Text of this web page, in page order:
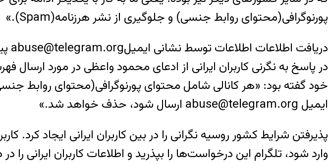
پورنوگرافی(محتوای روابط جنسی) و جلوگیری از نشر هرزنامه(Spam).»
در پاسخ به نگرنی کاربران ایرانی از ادعای محمود واعظی در مورد
خود گفته بود: «هر کانالی شامل محتوای پورنوگرافی(محتوای روابط
ایمیل abuse@telegram.org ارسال شود،‌ حذف خواهد شد.»
پذیرفتن شرایط کشور روسیه نگرانی را در بین کاربران ایرانی ایجاد کرد.
وارد شود،‌ تلگرام این درخواست‌ها را بپذرید و اطلاعات کاربران ایرانی را